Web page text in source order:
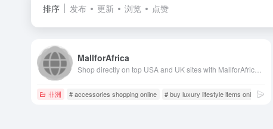
排序 发布 更新 浏览 点赞
MallforAfrica
非洲 # accessories shopping online # buy luxury lifestyle items online